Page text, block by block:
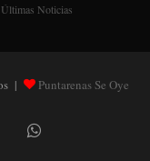
Últimas Noticias
| Puntarenas Se Oye
WhatsApp